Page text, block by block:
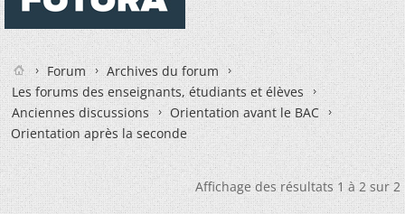
Forum
Archives du forum
Les forums des enseignants, étudiants et élèves
Anciennes discussions
Orientation avant le BAC
Orientation après la seconde
Affichage des résultats 1 à 2 sur 2